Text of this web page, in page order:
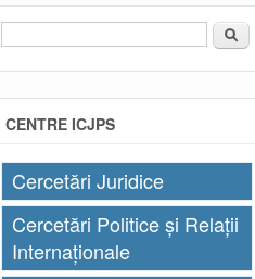
Formular de căutare
Căutare
CENTRE ICJPS
Cercetări Juridice
Cercetări Politice și Relații
Internaționale